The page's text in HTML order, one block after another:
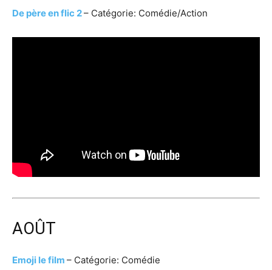
De père en flic 2– Catégorie: Comédie/Action
AOÛT
Emoji le film – Catégorie: Comédie